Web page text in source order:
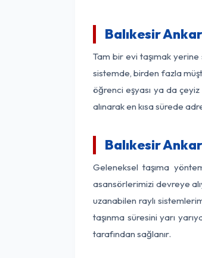
Balıkesir
Tam bir evi taşımak yerine
sistemde, birden fazla
öğrenci eşyası ya da
alınarak en kısa sürede
Balıkesir
Geleneksel taşıma
asansörlerimizi devreye
uzanabilen raylı
taşınma süresini yarı
tarafından sağlanır.